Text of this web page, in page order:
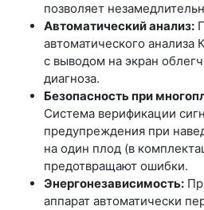
позволяет
Автоматический анализ:
автоматического
с выводом на экран
диагноза.
Безопасность при
Система верификации
предупреждения при
на один плод (в
предотвращают ошибки.
Энергонезависимость:
аппарат автоматически